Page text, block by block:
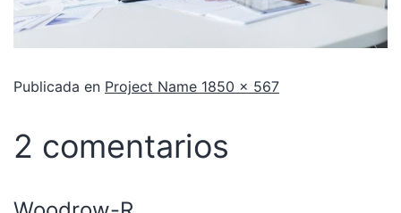
Publicada en Project Name 1850 × 567
2 comentarios